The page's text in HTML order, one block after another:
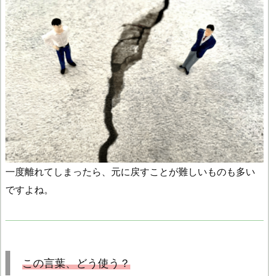
一度離れてしまったら、元に戻すことが難しいものも多い
ですよね。
この言葉、どう使う？